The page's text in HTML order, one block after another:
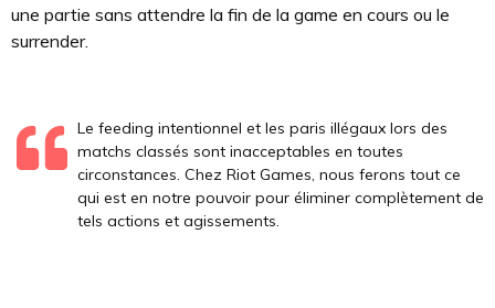
une partie sans attendre la fin de la game en cours ou le
surrender.
Le feeding intentionnel et les paris illégaux lors des
matchs classés sont inacceptables en toutes
circonstances. Chez Riot Games, nous ferons tout ce
qui est en notre pouvoir pour éliminer complètement de
tels actions et agissements.